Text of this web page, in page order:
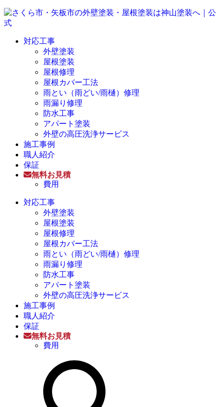
対応工事
外壁塗装
屋根塗装
屋根修理
屋根カバー工法
雨とい（雨どい/雨樋）修理
雨漏り修理
防水工事
アパート塗装
外壁の高圧洗浄サービス
施工事例
職人紹介
保証
無料お見積
費用
対応工事
外壁塗装
屋根塗装
屋根修理
屋根カバー工法
雨とい（雨どい/雨樋）修理
雨漏り修理
防水工事
アパート塗装
外壁の高圧洗浄サービス
施工事例
職人紹介
保証
無料お見積
費用